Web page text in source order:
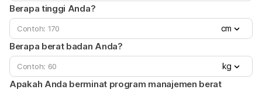
Berapa tinggi Anda?
cm
Berapa berat badan Anda?
kg
Apakah Anda berminat program manajemen berat